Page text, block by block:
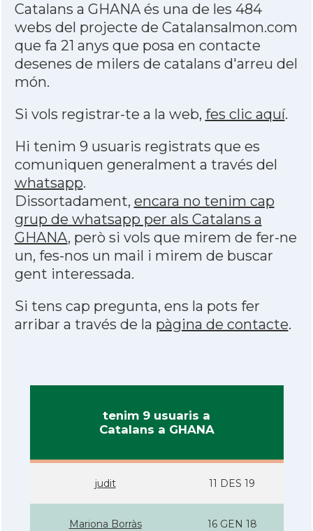
Catalans a GHANA és una de les 484
webs del projecte de Catalansalmon.com
que fa 21 anys que posa en contacte
desenes de milers de catalans d'arreu del
món.
Si vols registrar-te a la web, fes clic aquí.
Hi tenim 9 usuaris registrats que es
comuniquen generalment a través del
whatsapp.
Dissortadament, encara no tenim cap
grup de whatsapp per als Catalans a
GHANA, però si vols que mirem de fer-ne
un, fes-nos un mail i mirem de buscar
gent interessada.
Si tens cap pregunta, ens la pots fer
arribar a través de la pàgina de contacte.
tenim 9 usuaris a
Catalans a GHANA
judit 11 DES 19
Mariona Borràs 16 GEN 18